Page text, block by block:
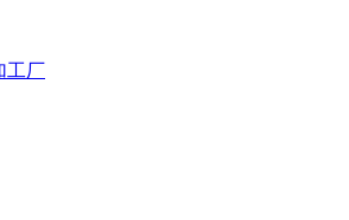
工厂